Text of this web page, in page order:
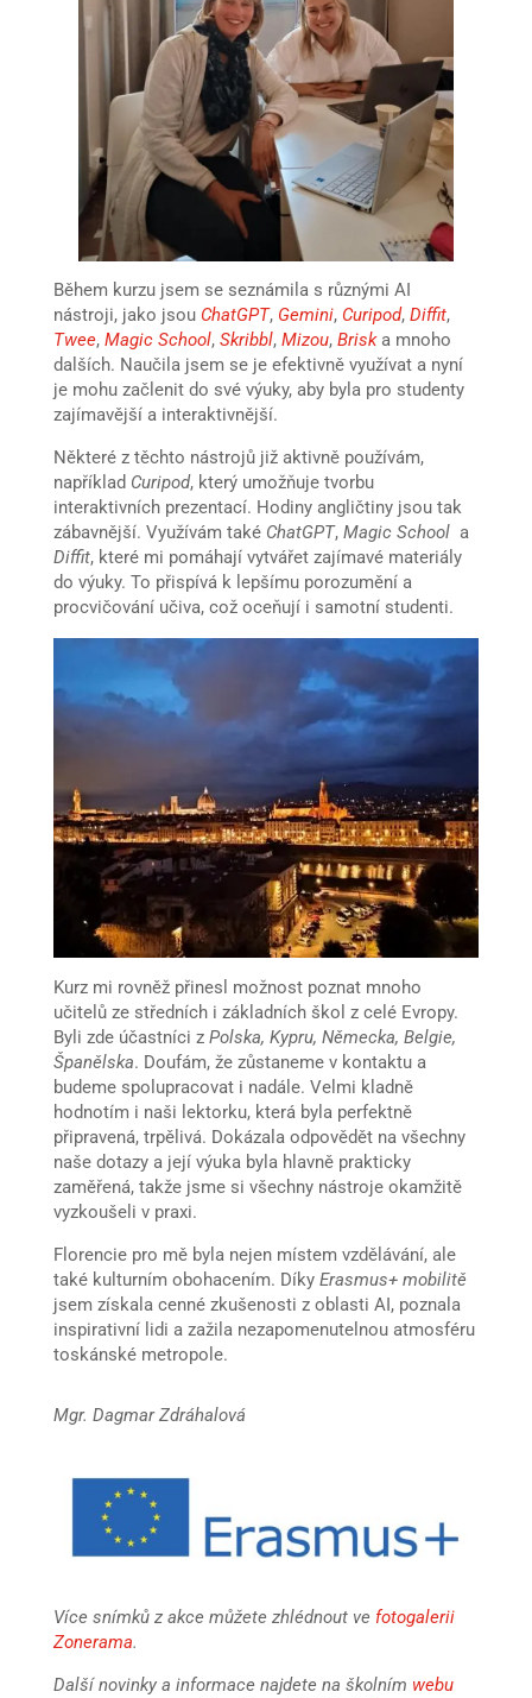
Během kurzu jsem se seznámila s různými AI
nástroji, jako jsou ChatGPT, Gemini, Curipod, Diffit,
Twee, Magic School, Skribbl, Mizou, Briska mnoho
dalších. Naučila jsem se je efektivně využívat a nyní
je mohu začlenit do své výuky, aby byla pro studenty
zajímavější a interaktivnější.
Některé z těchto nástrojů již aktivně používám,
například Curipod, který umožňuje tvorbu
interaktivních prezentací. Hodiny angličtiny jsou tak
zábavnější. Využívám také ChatGPT, Magic Schoola
Diffit, které mi pomáhají vytvářet zajímavé materiály
do výuky. To přispívá k lepšímu porozumění a
procvičování učiva, což oceňují i samotní studenti.
Kurz mi rovněž přinesl možnost poznat mnoho
učitelů ze středních i základních škol z celé Evropy.
Byli zde účastníci z Polska, Kypru, Německa, Belgie,
Španělska. Doufám, že zůstaneme v kontaktu a
budeme spolupracovat i nadále. Velmi kladně
hodnotím i naši lektorku, která byla perfektně
připravená, trpělivá. Dokázala odpovědět na všechny
naše dotazy a její výuka byla hlavně prakticky
zaměřená, takže jsme si všechny nástroje okamžitě
vyzkoušeli v praxi.
Florencie pro mě byla nejen místem vzdělávání, ale
také kulturním obohacením. Díky Erasmus+ mobilitě
jsem získala cenné zkušenosti z oblasti AI, poznala
inspirativní lidi a zažila nezapomenutelnou atmosféru
toskánské metropole.
Mgr. Dagmar Zdráhalová
Více snímků z akce můžete zhlédnout ve fotogalerii
Zonerama.
Další novinky a informace najdete na školním webu